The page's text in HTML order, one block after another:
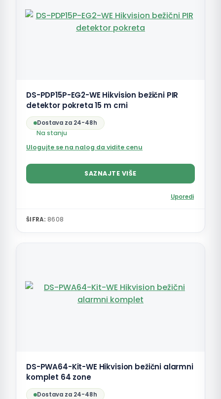
DS-PDP15P-EG2-WE Hikvision bežični PIR
detektor pokreta 15 m crni
Dostava za 24-48h
Na stanju
Ulogujte se na nalog da vidite cenu
SAZNAJTE VIŠE
Uporedi
ŠIFRA: 8608
DS-PWA64-Kit-WE Hikvision bežični alarmni
komplet 64 zone
Dostava za 24-48h